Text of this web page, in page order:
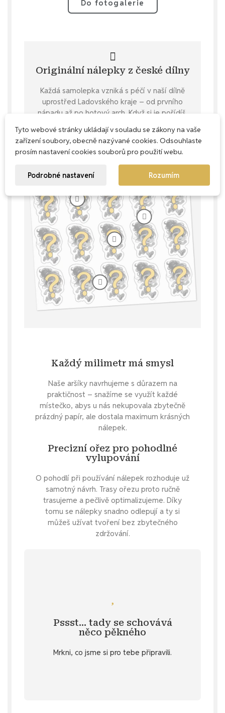
Do fotogalerie
Originální nálepky z české dílny
Každá samolepka vzniká s péčí v naší dílně
uprostřed Ladovského kraje – od prvního
nápadu až po hotový arch. Když si je pořídíš,
ruční výrobu z Čech.
Každý milimetr má smysl
Naše aršíky navrhujeme s důrazem na
praktičnost – snažíme se využít každé
místečko, abys u nás nekupovala zbytečně
prázdný papír, ale dostala maximum krásných
nálepek.
Precizní ořez pro pohodlné
vylupování
O pohodlí při používání nálepek rozhoduje už
samotný návrh. Trasy ořezu proto ručně
trasujeme a pečlivě optimalizujeme. Díky
tomu se nálepky snadno odlepují a ty si
můžeš užívat tvoření bez zbytečného
zdržování.
Pssst… tady se schovává
něco pěkného
Mrkni, co jsme si pro tebe připravili.
stažení
u vybraných produktů v záložce
Specifikace. 💌 Nebo chceš porci
Tyto webové stránky ukládají v souladu se zákony na vaše
zařízení soubory, obecně nazývané cookies. Odsouhlaste
prosím nastavení cookies souborů pro použití webu.
Podrobné nastavení Rozumím